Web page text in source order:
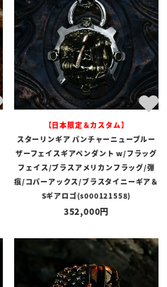
【日本限定＆カスタム】
スターリンギア パンチャーニューブルー
ザーフェイスギアペンダント w/フラッグ
フェイス/ブラスアメリカンフラッグ/弾
痕/コパーアックス/ブラスタイニーギア＆
Sギアロゴ(s000121558)
352,000